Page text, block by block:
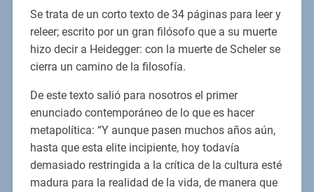
Se trata de un corto texto de 34 páginas para leer y
releer; escrito por un gran filósofo que a su muerte
hizo decir a Heidegger: con la muerte de Scheler se
cierra un camino de la filosofía.
De este texto salió para nosotros el primer
enunciado contemporáneo de lo que es hacer
metapolítica: “Y aunque pasen muchos años aún,
hasta que esta elite incipiente, hoy todavía
demasiado restringida a la crítica de la cultura esté
madura para la realidad de la vida, de manera que